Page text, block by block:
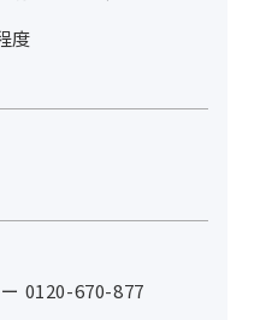
度
0120-670-877